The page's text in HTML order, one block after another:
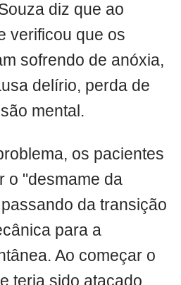
diz que ao
verificou que os
sofrendo de anóxia,
delírio, perda de
mental.
os pacientes
o "desmame da
da transição
para a
Ao começar o
teria sido atacado,